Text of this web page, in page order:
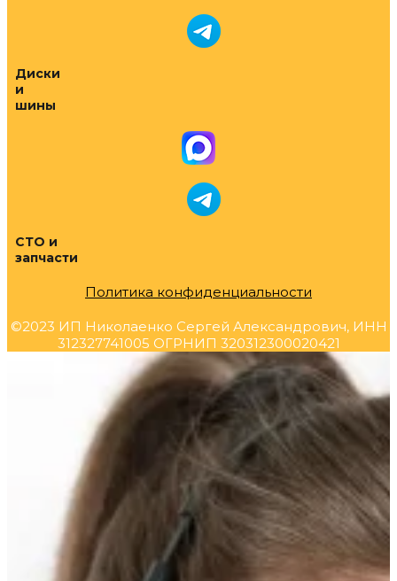
Диски
и
шины
СТО и
запчасти
Политика конфиденциальности
©2023 ИП Николаенко Сергей Александрович, ИНН
312327741005 ОГРНИП 320312300020421